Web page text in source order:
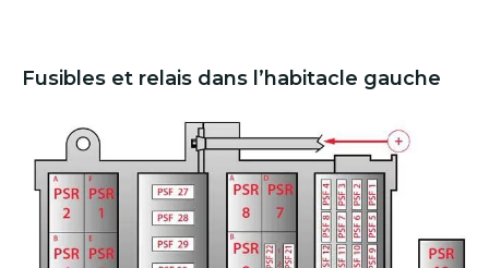
Fusibles et relais dans l’habitacle gauche